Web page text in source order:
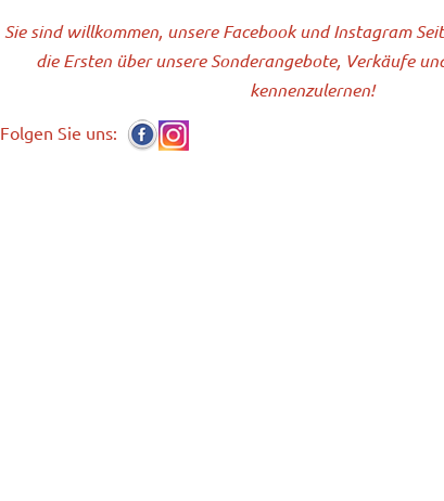
Sie sind willkommen, unsere Facebook und Instagram
die Ersten über unsere Sonderangebote, Verkäufe
kennenzulernen!
Folgen Sie uns: